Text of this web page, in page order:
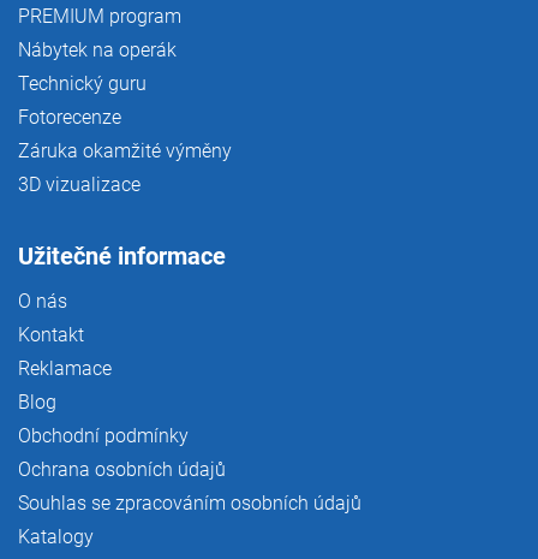
PREMIUM program
Nábytek na operák
Technický guru
Fotorecenze
Záruka okamžité výměny
3D vizualizace
Užitečné informace
O nás
Kontakt
Reklamace
Blog
Obchodní podmínky
Ochrana osobních údajů
Souhlas se zpracováním osobních údajů
Katalogy